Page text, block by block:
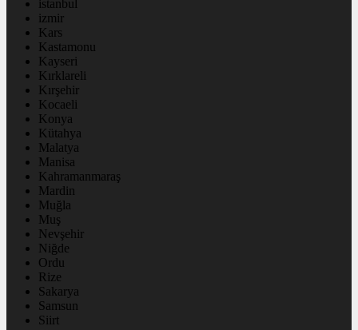
istanbul
izmir
Kars
Kastamonu
Kayseri
Kırklareli
Kırşehir
Kocaeli
Konya
Kütahya
Malatya
Manisa
Kahramanmaraş
Mardin
Muğla
Muş
Nevşehir
Niğde
Ordu
Rize
Sakarya
Samsun
Siirt